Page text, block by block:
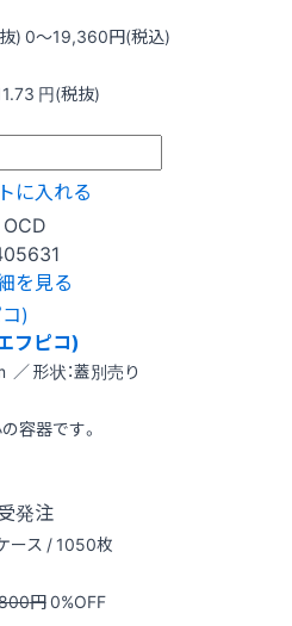
)0〜19,360円(税込)
円(税抜)
に入れる
OCD
を見る
フピコ)
形状：蓋別売り
容器です。
発注
ース / 1050枚
円0%OFF